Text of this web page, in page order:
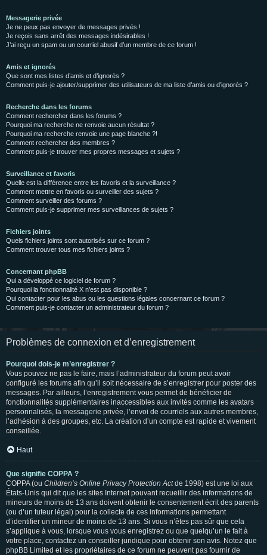
Messagerie privée
Je ne peux pas envoyer de messages privés !
Je reçois sans arrêt des messages indésirables !
J’ai reçu un spam ou un courriel abusif d’un membre de ce forum !
Amis et ignorés
Que sont mes listes d’amis et d’ignorés ?
Comment puis-je ajouter/supprimer des utilisateurs de ma liste d’amis ou d’ignorés ?
Recherche dans les forums
Comment rechercher dans les forums ?
Pourquoi ma recherche ne renvoie aucun résultat ?
Pourquoi ma recherche renvoie une page blanche ?!
Comment rechercher des membres ?
Comment puis-je trouver mes propres messages et sujets ?
Surveillance et favoris
Quelle est la différence entre les favoris et la surveillance ?
Comment mettre en favoris ou surveiller des sujets ?
Comment surveiller des forums ?
Comment puis-je supprimer mes surveillances de sujets ?
Fichiers joints
Quels fichiers joints sont autorisés sur ce forum ?
Comment trouver tous mes fichiers joints ?
Concernant phpBB
Qui a développé ce logiciel de forum ?
Pourquoi la fonctionnalité X n’est pas disponible ?
Qui contacter pour les abus ou les questions légales concernant ce forum ?
Comment puis-je contacter un administrateur du forum ?
Problèmes de connexion et d’enregistrement
Pourquoi dois-je m’enregistrer ?
Vous pouvez ne pas le faire, mais l’administrateur du forum peut avoir
configuré les forums afin qu’il soit nécessaire de s’enregistrer pour poster des
messages. Par ailleurs, l’enregistrement vous permet de bénéficier de
fonctionnalités supplémentaires inaccessibles aux invités comme les avatars
personnalisés, la messagerie privée, l’envoi de courriels aux autres membres,
l’adhésion à des groupes, etc. La création d’un compte est rapide et vivement
conseillée.
Haut
Que signifie COPPA ?
COPPA (ou Children’s Online Privacy Protection Actde 1998) est une loi aux
États-Unis qui dit que les sites Internet pouvant recueillir des informations de
mineurs de moins de 13 ans doivent obtenir le consentement écrit des parents
(ou d’un tuteur légal) pour la collecte de ces informations permettant
d’identifier un mineur de moins de 13 ans. Si vous n’êtes pas sûr que cela
s’applique à vous, lorsque vous vous enregistrez ou que quelqu’un le fait à
votre place, contactez un conseiller juridique pour obtenir son avis. Notez que
phpBB Limited et les propriétaires de ce forum ne peuvent pas fournir de